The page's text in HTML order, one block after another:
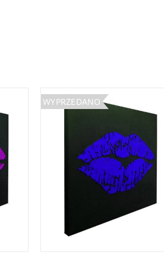
WYPRZEDANO